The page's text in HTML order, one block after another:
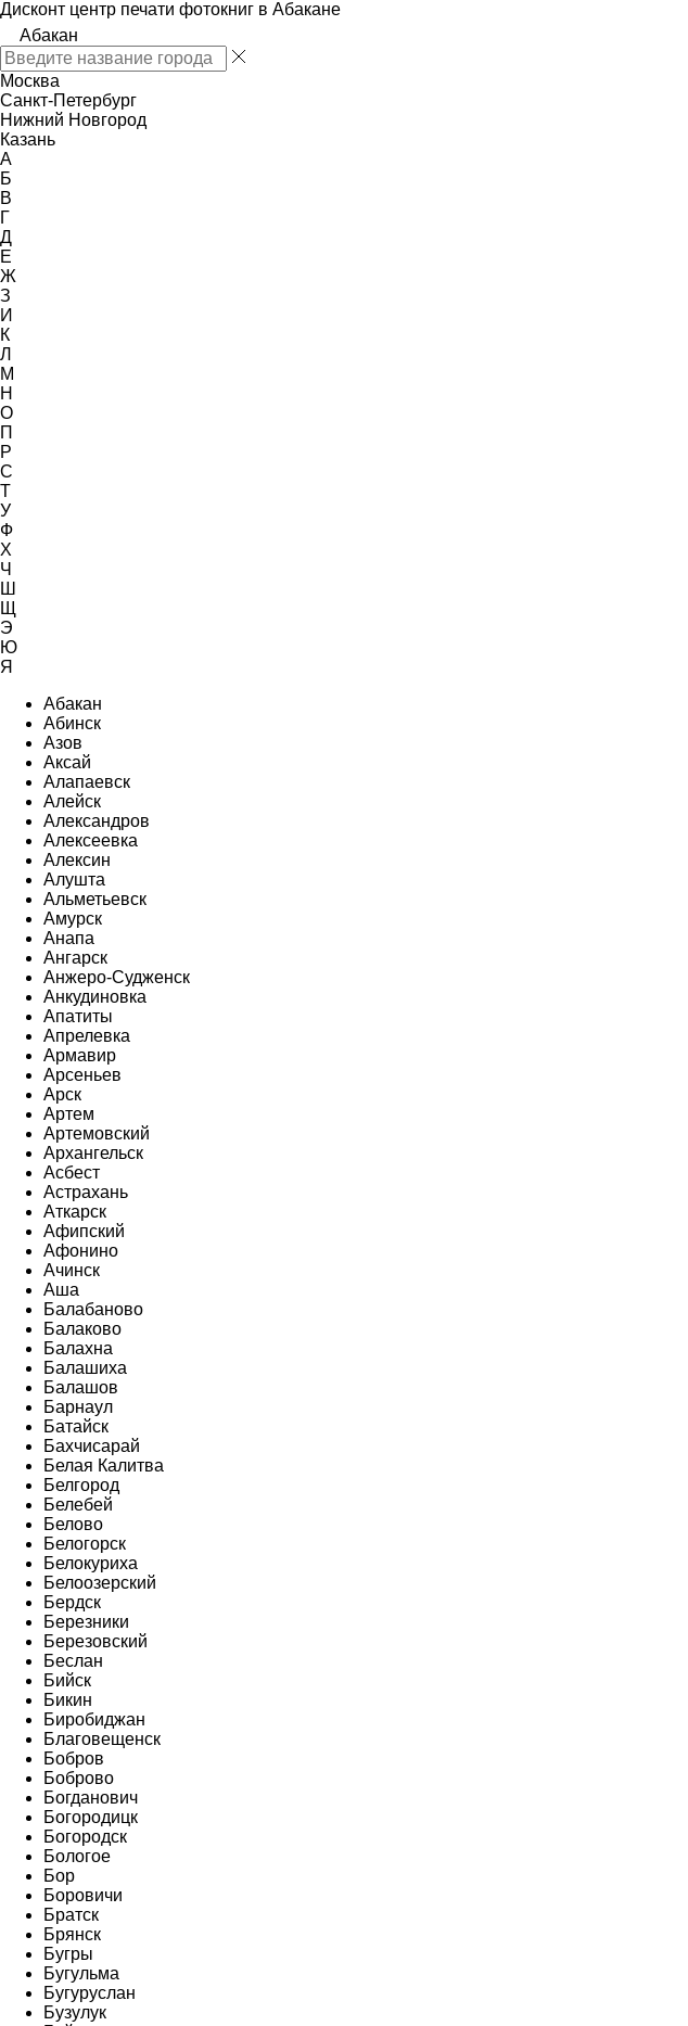
Дисконт центр печати фотокниг в Абакане
Абакан
Москва
Санкт-Петербург
Нижний Новгород
Казань
А
Б
В
Г
Д
Е
Ж
З
И
К
Л
М
Н
О
П
Р
С
Т
У
Ф
Х
Ч
Ш
Щ
Э
Ю
Я
Абакан
Абинск
Азов
Аксай
Алапаевск
Алейск
Александров
Алексеевка
Алексин
Алушта
Альметьевск
Амурск
Анапа
Ангарск
Анжеро-Судженск
Анкудиновка
Апатиты
Апрелевка
Армавир
Арсеньев
Арск
Артем
Артемовский
Архангельск
Асбест
Астрахань
Аткарск
Афипский
Афонино
Ачинск
Аша
Балабаново
Балаково
Балахна
Балашиха
Балашов
Барнаул
Батайск
Бахчисарай
Белая Калитва
Белгород
Белебей
Белово
Белогорск
Белокуриха
Белоозерский
Бердск
Березники
Березовский
Беслан
Бийск
Бикин
Биробиджан
Благовещенск
Бобров
Боброво
Богданович
Богородицк
Богородск
Бологое
Бор
Боровичи
Братск
Брянск
Бугры
Бугульма
Бугуруслан
Бузулук